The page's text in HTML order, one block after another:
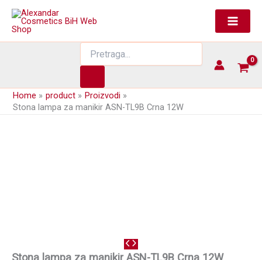
Skip
content
search
Home product
Proizvodi
Stona lampa za manikir ASN-TL9B Crna 12W
Stona lampa za manikir ASN-TL9B Crna 12W